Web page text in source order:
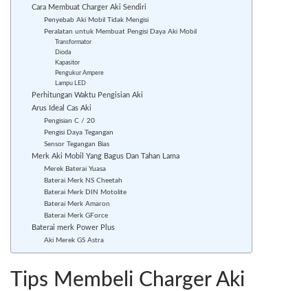
Cara Membuat Charger Aki Sendiri
Penyebab Aki Mobil Tidak Mengisi
Peralatan untuk Membuat Pengisi Daya Aki Mobil
Transformator
Dioda
Kapasitor
Pengukur Ampere
Lampu LED
Perhitungan Waktu Pengisian Aki
Arus Ideal Cas Aki
Pengisian C / 20
Pengisi Daya Tegangan
Sensor Tegangan Bias
Merk Aki Mobil Yang Bagus Dan Tahan Lama
Merek Baterai Yuasa
Baterai Merk NS Cheetah
Baterai Merk DIN Motolite
Baterai Merk Amaron
Baterai Merk GForce
Baterai merk Power Plus
Aki Merek GS Astra
Tips Membeli Charger Aki